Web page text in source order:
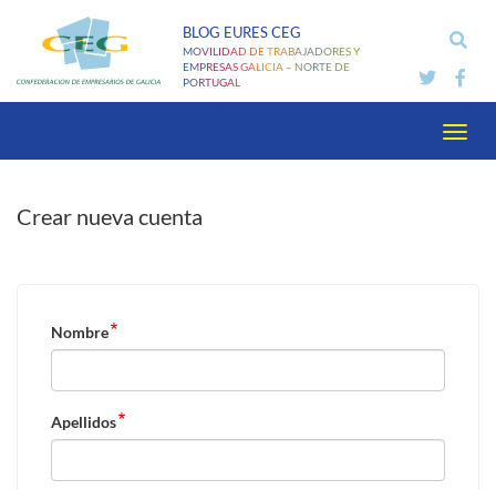
contenido
BLOG EURES CEG
MOVILIDAD DE TRABAJADORES Y
EMPRESAS GALICIA – NORTE DE
PORTUGAL
Crear nueva cuenta
Nombre
Apellidos